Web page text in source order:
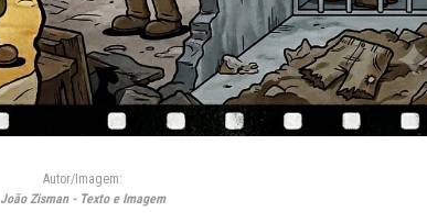
Autor/Imagem:
João Zisman - Texto e Imagem